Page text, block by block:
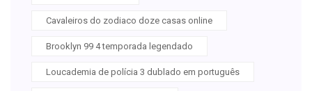
Cavaleiros do zodiaco doze casas online
Brooklyn 99 4 temporada legendado
Loucademia de polícia 3 dublado em português